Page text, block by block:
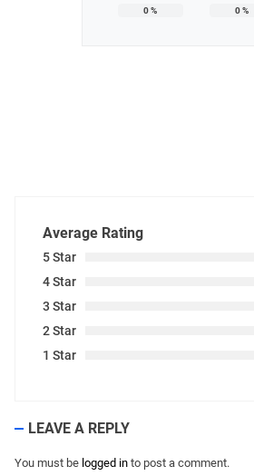
0% 0%
Average Rating
5 Star
4 Star
3 Star
2 Star
1 Star
LEAVE A REPLY
You must be logged into post a comment.